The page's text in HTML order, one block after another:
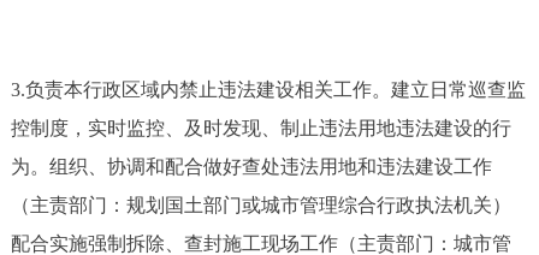
3.负责本行政区域内禁止违法建设相关工作。建立日常巡查监
控制度，实时监控、及时发现、制止违法用地违法建设的行
为。组织、协调和配合做好查处违法用地和违法建设工作
（主责部门：规划国土部门或城市管理综合行政执法机关）
配合实施强制拆除、查封施工现场工作（主责部门：城市管